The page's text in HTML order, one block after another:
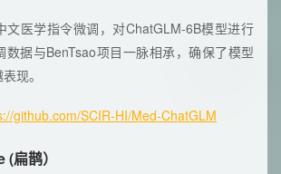
文医学指令微调，对ChatGLM-6B模型进行
数据与BenTsao项目一脉相承，确保了模型
现。
github.com/SCIR-HI/Med-ChatGLM
扁鹊）